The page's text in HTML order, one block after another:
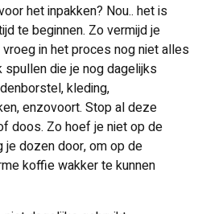
het inpakken? Nou.. het is
te beginnen. Zo vermijd je
in het proces nog niet alles
spullen die je nog dagelijks
kleding,
enzovoort. Stop al deze
doos. Zo hoef je niet op de
je dozen door, om op de
koffie wakker te kunnen